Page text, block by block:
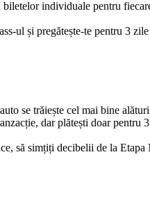
individuale pentru
ul și pregătește-te pentru 3
se trăiește cel mai bine
dar plătești doar
să simțiți decibelii de la